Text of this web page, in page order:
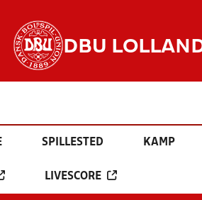
DBU
SPILLESTED KAMP
LIVESCORE